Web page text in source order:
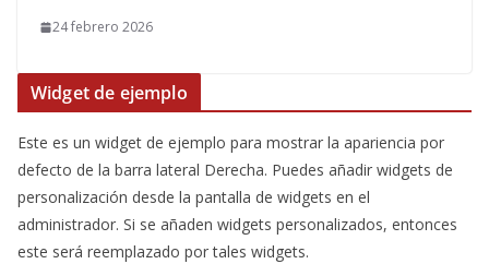
24 febrero 2026
Widget de ejemplo
Este es un widget de ejemplo para mostrar la apariencia por
defecto de la barra lateral Derecha. Puedes añadir widgets de
personalización desde la pantalla de widgets en el
administrador. Si se añaden widgets personalizados, entonces
este será reemplazado por tales widgets.